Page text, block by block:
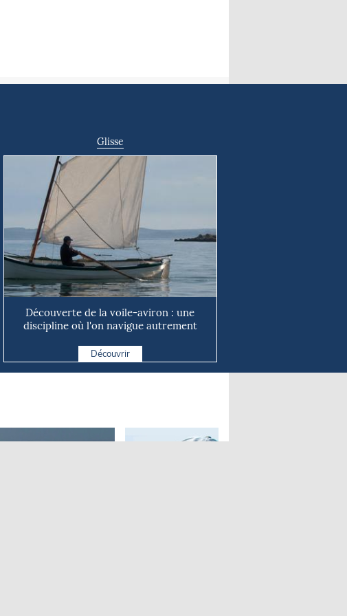
Glisse
Découverte de la voile-aviron : une
discipline où l'on navigue autrement
Découvrir